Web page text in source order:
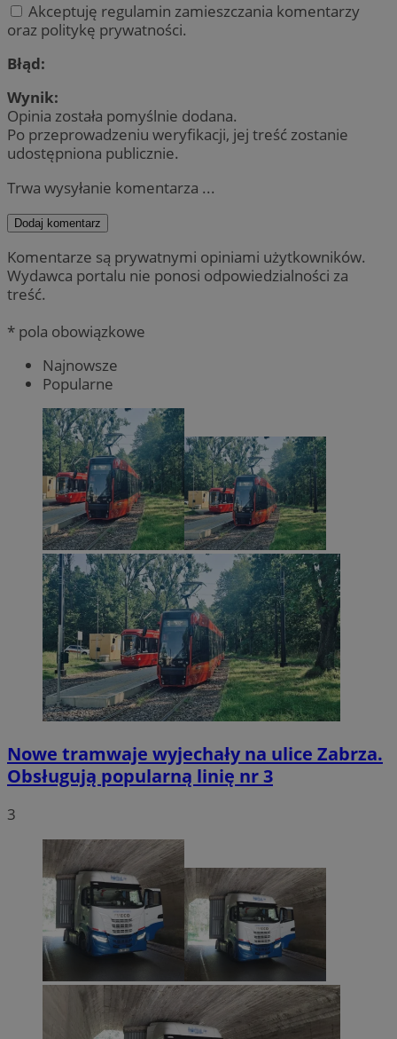
Akceptuję regulamin zamieszczania komentarzy
oraz politykę prywatności.
Błąd:
Wynik:
Opinia została pomyślnie dodana.
Po przeprowadzeniu weryfikacji, jej treść zostanie
udostępniona publicznie.
Trwa wysyłanie komentarza ...
Dodaj komentarz
Komentarze są prywatnymi opiniami użytkowników.
Wydawca portalu nie ponosi odpowiedzialności za
treść.
* pola obowiązkowe
Najnowsze
Popularne
Nowe tramwaje wyjechały na ulice Zabrza.
Obsługują popularną linię nr 3
3